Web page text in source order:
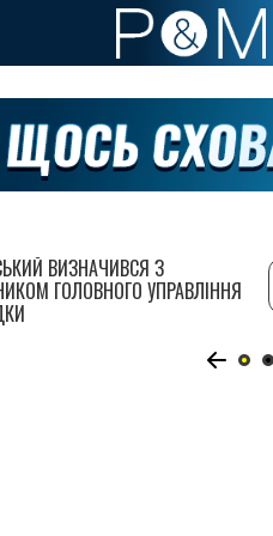
ВИЗНАЧИВСЯ З
ГОЛОВНОГО УПРАВЛІННЯ